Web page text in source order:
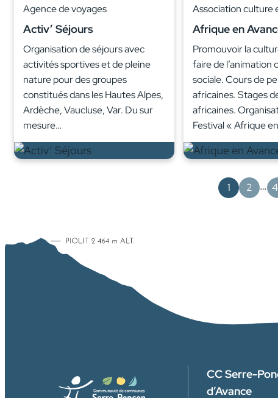
Agence de voyages
Activ’ Séjours
Organisation de séjours avec
activités sportives et de pleine
nature pour des groupes
constitués dans les Hautes Alpes,
Ardèche, Vaucluse, Var. Du sur
mesure…
Association culture
Afrique en
Promouvoir la
faire de l’animation
sociale. Cours de
africaines. Stages
africaines.
Festival « Afrique
1 2 …
CC Serre-
d’Avance